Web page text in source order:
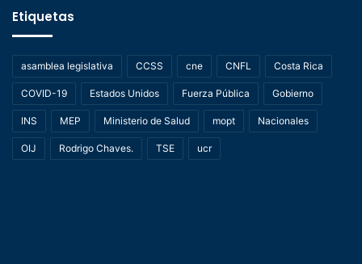
Etiquetas
asamblea legislativa CCSS cne CNFL Costa Rica
COVID-19 Estados Unidos Fuerza Pública Gobierno
INS MEP Ministerio de Salud mopt Nacionales
OIJ Rodrigo Chaves. TSE ucr